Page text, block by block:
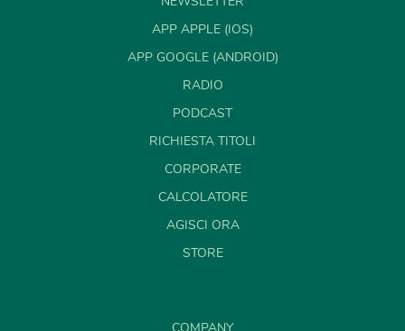
APP APPLE (IOS)
APP GOOGLE (ANDROID)
RADIO
PODCAST
RICHIESTA TITOLI
CORPORATE
CALCOLATORE
AGISCI ORA
STORE